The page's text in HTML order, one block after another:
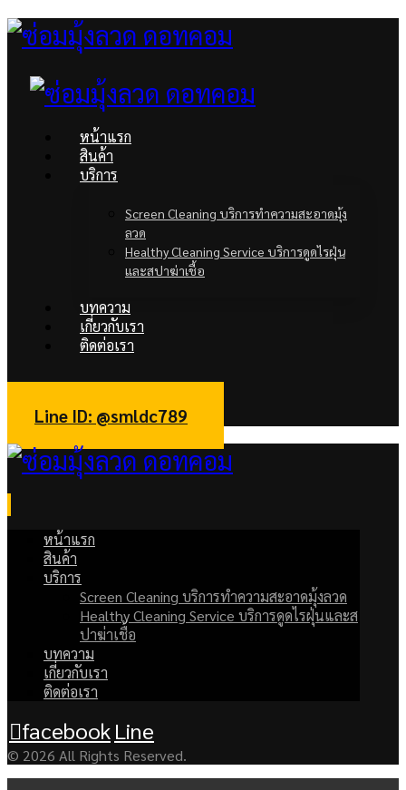
หน้าแรก
สินค้า
บริการ
Screen Cleaning บริการทำความสะอาดมุ้ง
ลวด
Healthy Cleaning Service บริการดูดไรฝุ่น
และสปาฆ่าเชื้อ
บทความ
เกี่ยวกับเรา
ติดต่อเรา
facebookLine
Line ID: @smldc789
หน้าแรก
สินค้า
บริการ
Screen Cleaning บริการทำความสะอาดมุ้งลวด
Healthy Cleaning Service บริการดูดไรฝุ่นและส
ปาฆ่าเชื้อ
บทความ
เกี่ยวกับเรา
ติดต่อเรา
facebookLine
© 2026 All Rights Reserved.